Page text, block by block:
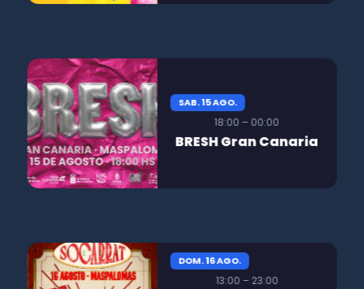
SAB. 15 AGO.
18:00 – 00:00
BRESH Gran Canaria
DOM. 16 AGO.
13:00 – 23:00